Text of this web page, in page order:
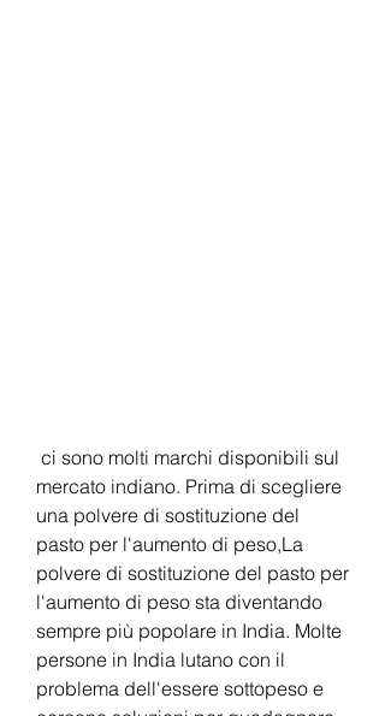
mercato indiano. Prima di scegliere
una polvere di sostituzione del
pasto per l'aumento di peso,La
polvere di sostituzione del pasto per
l'aumento di peso sta diventando
sempre più popolare in India. Molte
persone in India lutano con il
problema dell'essere sottopeso e